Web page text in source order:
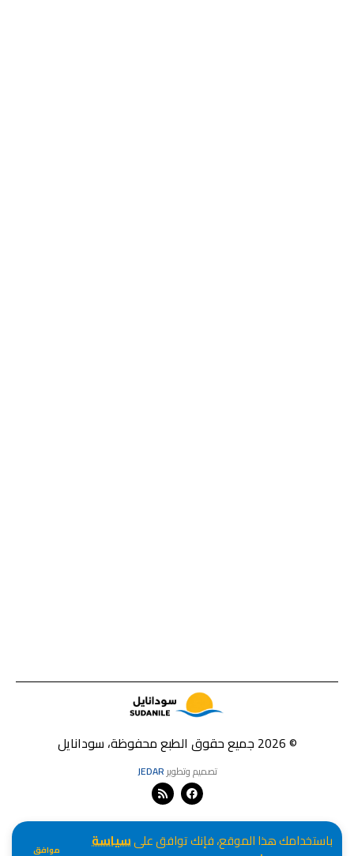
باستخدامك هذا الموقع، فإنك توافق علىسياسة
موافق
© 2026 جميع حقوق الطبع محفوظة، سودانايل
تصميم وتطويرJEDAR